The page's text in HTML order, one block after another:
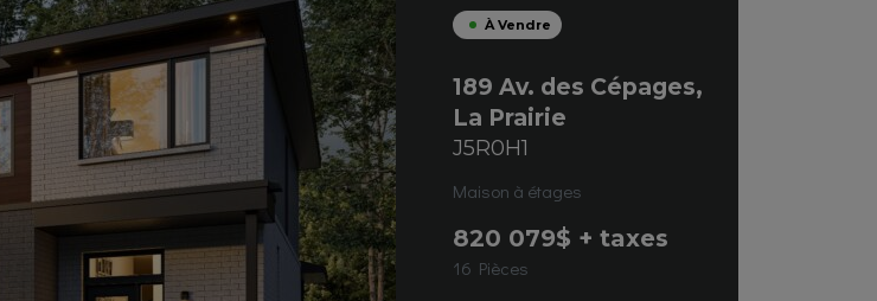
À Vendre
189 Av. des Cépages,
La Prairie
J5R0H1
Maison à étages
820 079$ + taxes
16 Pièces